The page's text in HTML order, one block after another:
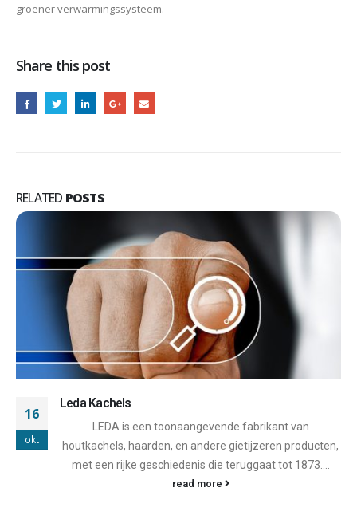
groener verwarmingssysteem.
Share this post
RELATED POSTS
18
okt
Rizzoli Kachels
Rizzoli is een Italiaanse fabrikant die al meer dan
honderd jaar bekend staat om zijn hoogwaardige
houtgestookte kachels en fornuizen....
read more